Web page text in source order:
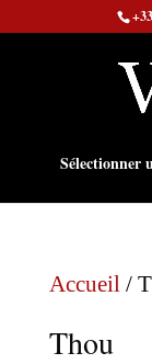
Sélectionner
Accueil/
Thou